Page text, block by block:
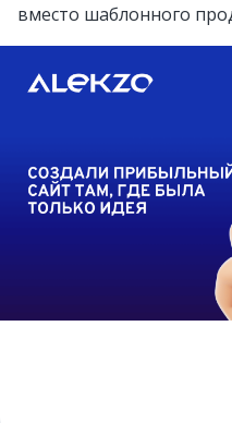
вместо шаблонного